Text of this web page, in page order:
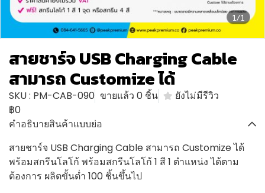
1/1
สายชาร์จ USB Charging Cable
สามารถ Customize ได้
SKU : PM-CAB-090 ขายแล้ว 0 ชิ้น
ยังไม่มีรีวิว
฿0
คำอธิบายสินค้าแบบย่อ
สายชาร์จ USB Charging Cable สามารถ Customize ได้
พร้อมสกรีนโลโก้ พร้อมสกรีนโลโก้ 1 สี 1 ตำแหน่ง ได้ตาม
ต้องการ ผลิตขั้นต่ำ 100 ชิ้นขึ้นไป